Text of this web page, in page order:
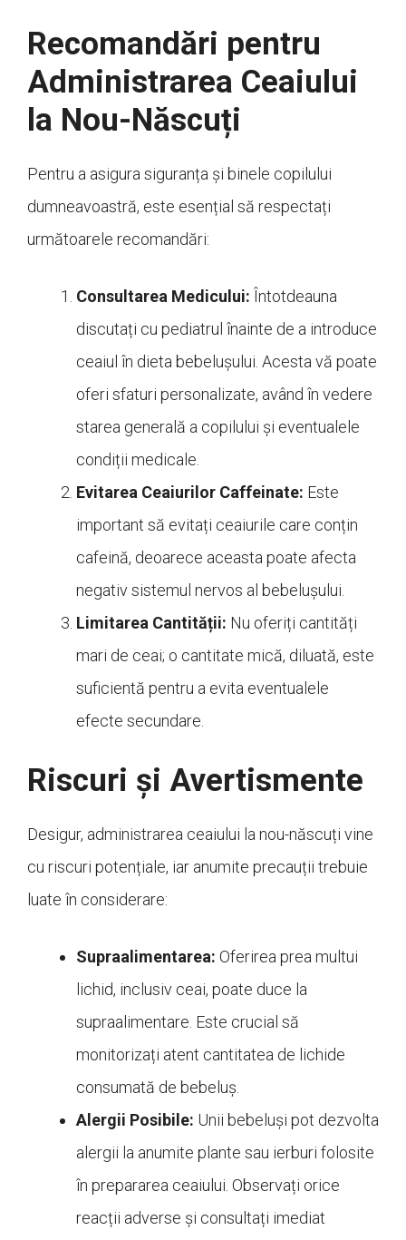
Recomandări pentru
Administrarea Ceaiului
la Nou-Născuți
Pentru a asigura siguranța și binele copilului
dumneavoastră, este esențial să respectați
următoarele recomandări:
Consultarea Medicului: Întotdeauna
discutați cu pediatrul înainte de a introduce
ceaiul în dieta bebelușului. Acesta vă poate
oferi sfaturi personalizate, având în vedere
starea generală a copilului și eventualele
condiții medicale.
Evitarea Ceaiurilor Caffeinate: Este
important să evitați ceaiurile care conțin
cafeină, deoarece aceasta poate afecta
negativ sistemul nervos al bebelușului.
Limitarea Cantității: Nu oferiți cantități
mari de ceai; o cantitate mică, diluată, este
suficientă pentru a evita eventualele
efecte secundare.
Riscuri și Avertismente
Desigur, administrarea ceaiului la nou-născuți vine
cu riscuri potențiale, iar anumite precauții trebuie
luate în considerare:
Supraalimentarea: Oferirea prea multui
lichid, inclusiv ceai, poate duce la
supraalimentare. Este crucial să
monitorizați atent cantitatea de lichide
consumată de bebeluș.
Alergii Posibile: Unii bebeluși pot dezvolta
alergii la anumite plante sau ierburi folosite
în prepararea ceaiului. Observați orice
reacții adverse și consultați imediat